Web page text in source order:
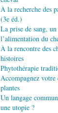
À la recherche des
(3e éd.)
La prise de sang,
l’alimentation du
À la rencontre des
histoires
Phytothérapie
Accompagnez votre
plantes
Un langage
une utopie ?